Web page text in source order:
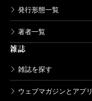
発行形態一覧
著者一覧
雑誌
雑誌を探す
ウェブマガジンとアプリ